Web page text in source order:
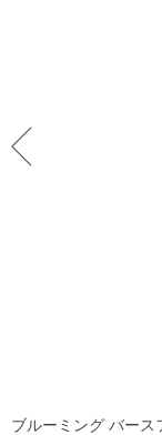
ブルーミング バース